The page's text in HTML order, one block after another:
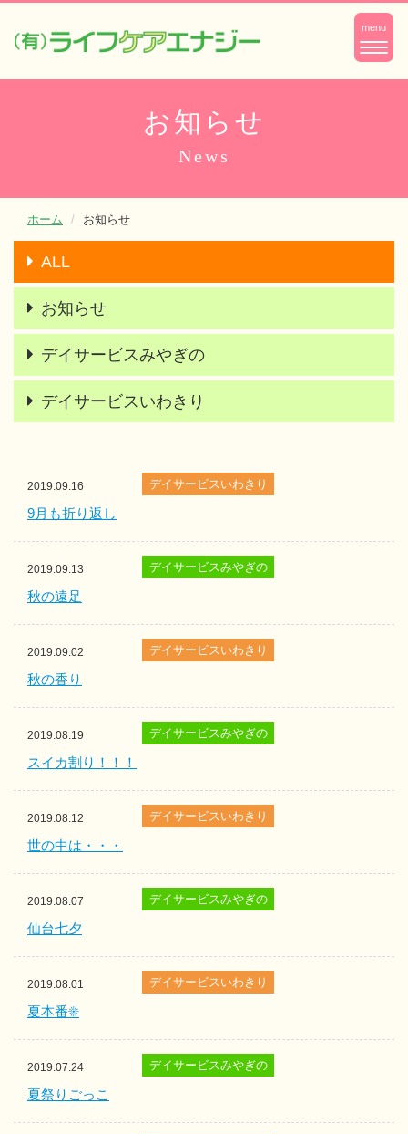
menuナ
ビ
ゲ
お知らせ
News
ホーム お知らせ
ALL
お知らせ
デイサービスみやぎの
デイサービスいわきり
2019.09.16 デイサービスいわきり
9月も折り返し
2019.09.13 デイサービスみやぎの
秋の遠足
2019.09.02 デイサービスいわきり
秋の香り
2019.08.19 デイサービスみやぎの
スイカ割り！！！
2019.08.12 デイサービスいわきり
世の中は・・・
2019.08.07 デイサービスみやぎの
仙台七夕
2019.08.01 デイサービスいわきり
夏本番☀
2019.07.24 デイサービスみやぎの
夏祭りごっこ